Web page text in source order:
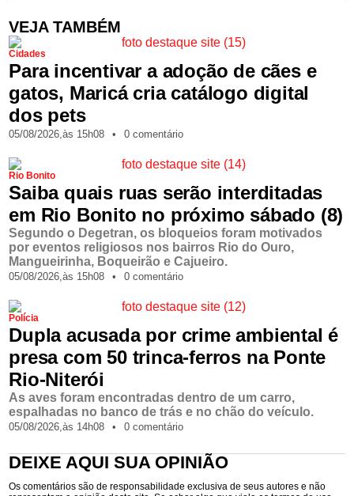
VEJA TAMBÉM
Cidades
Para incentivar a adoção de cães e
gatos, Maricá cria catálogo digital
dos pets
05/08/2026,às 15h08 • 0 comentário
Rio Bonito
Saiba quais ruas serão interditadas
em Rio Bonito no próximo sábado (8)
Segundo o Degetran, os bloqueios foram motivados
por eventos religiosos nos bairros Rio do Ouro,
Mangueirinha, Boqueirão e Cajueiro.
05/08/2026,às 15h08 • 0 comentário
Polícia
Dupla acusada por crime ambiental é
presa com 50 trinca-ferros na Ponte
Rio-Niterói
As aves foram encontradas dentro de um carro,
espalhadas no banco de trás e no chão do veículo.
05/08/2026,às 14h08 • 0 comentário
DEIXE AQUI SUA OPINIÃO
Os comentários são de responsabilidade exclusiva de seus autores e não